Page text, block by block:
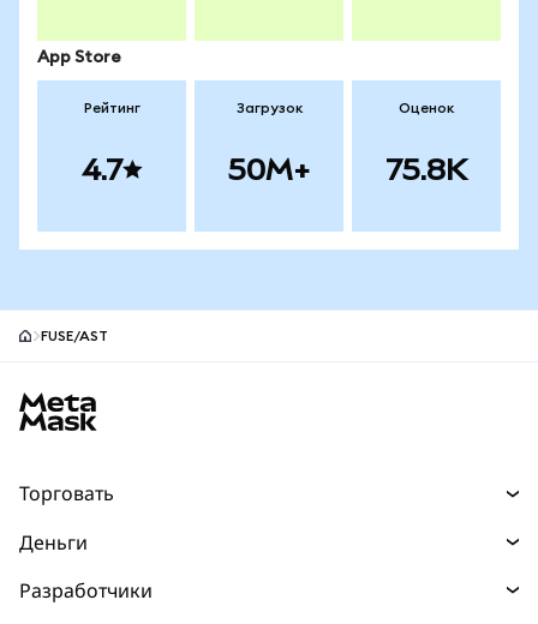
App Store
Рейтинг
4.7
Загрузок
50M+
Оценок
75.8K
FUSE/AST
Торговать
Прогнозы
Деньги
Разработчики